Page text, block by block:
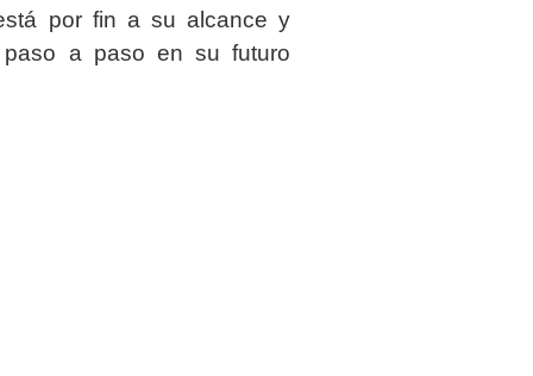
por fin a su alcance y
paso a paso en su futuro